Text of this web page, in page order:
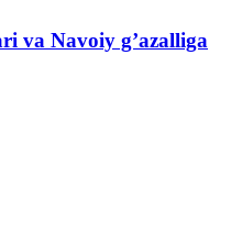
va Navoiy g’azalliga